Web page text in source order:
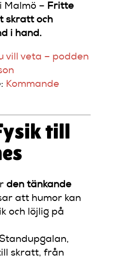
Malmö – Fritte
skratt och
i hand.
vill veta – podden
Kommande
till
den tänkande
att humor kan
och löjlig på
skratt, från